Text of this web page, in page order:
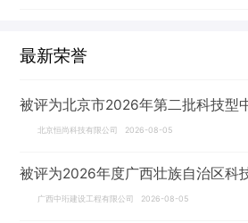
最新荣誉
被评为北京市2026年第二批科技型
北京恒尚科技有限公司 2026-08-05
被评为2026年度广西壮族自治区科
广西中珩建设工程有限公司 2026-08-05